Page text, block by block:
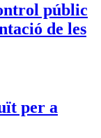
públic
de les
per a